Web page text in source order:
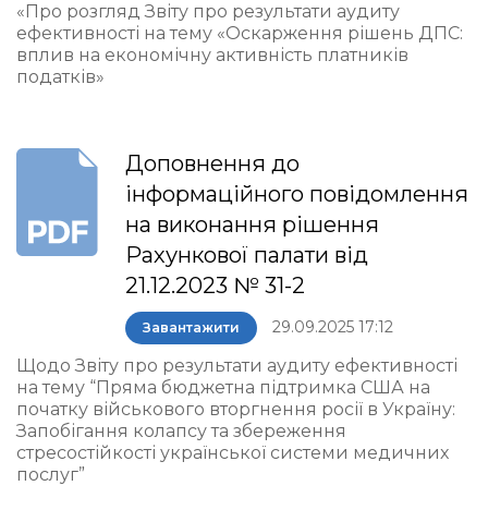
«Про розгляд Звіту про результати аудиту
ефективності на тему «Оскарження рішень ДПС:
вплив на економічну активність платників
податків»
Доповнення до
інформаційного повідомлення
на виконання рішення
Рахункової палати від
21.12.2023 № 31-2
Завантажити 29.09.2025 17:12
Щодо Звіту про результати аудиту ефективності
на тему “Пряма бюджетна підтримка США на
початку військового вторгнення росії в Україну:
Запобігання колапсу та збереження
стресостійкості української системи медичних
послуг”